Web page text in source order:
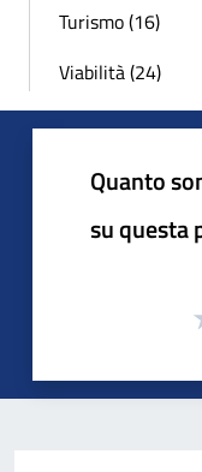
Turismo (16)
Viabilità (24)
Quanto
su questa